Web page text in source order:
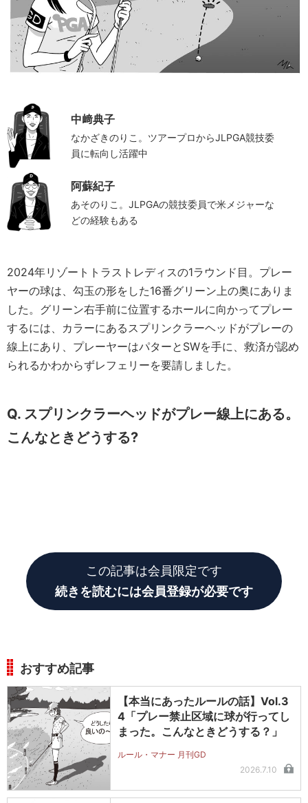
中﨑典子
なかざきのりこ。ツアープロからJLPGA競技委
員に転向し活躍中
阿蘇紀子
あそのりこ。JLPGAの競技委員で米メジャーな
どの経験もある
2024年リゾートトラストレディスの1ラウンド目。プレー
ヤーの球は、勾玉の形をした16番グリーン上の奥にありま
した。グリーン右手前に位置するホールに向かってプレー
するには、カラーにあるスプリンクラーヘッドがプレーの
線上にあり、プレーヤーはパターとSWを手に、救済が認め
られるかわからずレフェリーを要請しました。
Q. スプリンクラーヘッドがプレー線上にある。
こんなときどうする?
この記事は会員限定です
続きを読むには会員登録が必要です
おすすめ記事
【本当にあったルールの話】Vol.3
4「プレー禁止区域に球が行ってし
まった。こんなときどうする？」
ルール・マナー 月刊GD
2026.7.10